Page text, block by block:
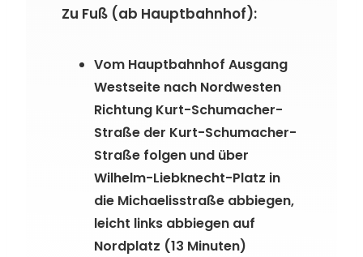
Zu Fuß (ab Hauptbahnhof):
Vom Hauptbahnhof Ausgang
Westseite nach Nordwesten
Richtung Kurt-Schumacher-
Straße der Kurt-Schumacher-
Straße folgen und über
Wilhelm-Liebknecht-Platz in
die Michaelisstraße abbiegen,
leicht links abbiegen auf
Nordplatz (13 Minuten)